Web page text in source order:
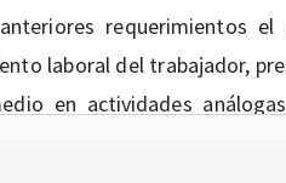
requerimientos
laboral del trabajador,
en actividades